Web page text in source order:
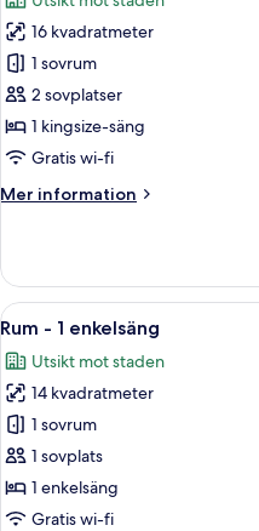
foton
för
Rum
-
1
kingsize-
(High
16 kvadratmeter
1 sovrum
2 sovplatser
1 kingsize-säng
Gratis wi-fi
Mer information
Mer
-
kingsize-
(High
Floor)
Öppna
alla
foton
för
Rum
-
1
enkelsäng
14
Rum - 1 enkelsäng
Utsikt mot staden
14 kvadratmeter
1 sovrum
1 sovplats
1 enkelsäng
Gratis wi-fi